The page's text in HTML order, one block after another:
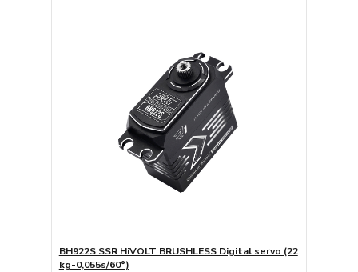
BH922S SSR HiVOLT BRUSHLESS Digital servo (22
kg-0,055s/60°)